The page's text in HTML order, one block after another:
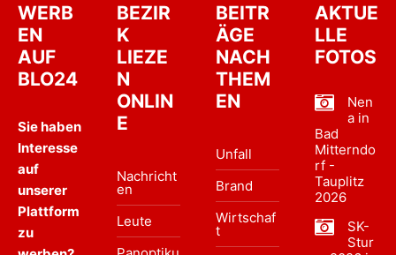
WERB
EN
AUF
BLO24
Sie haben
Interesse
auf
unserer
Plattform
zu
BEZIR
K
LIEZE
N
ONLIN
E
Nachricht
en
Leute
BEITR
ÄGE
NACH
THEM
EN
Unfall
Brand
Wirtschaf
t
AKTUE
LLE
FOTOS
Nen
a in
Bad
Mitterndo
rf -
Tauplitz
2026
SK-
Stur